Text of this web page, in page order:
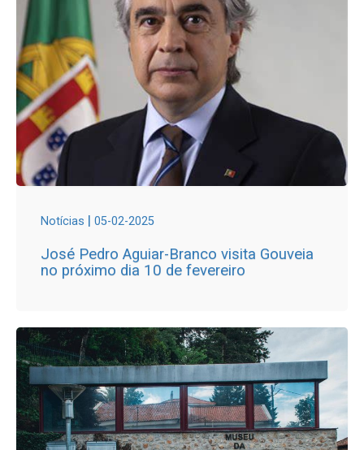
Notícias | 05-02-2025
José Pedro Aguiar-Branco visita Gouveia
no próximo dia 10 de fevereiro